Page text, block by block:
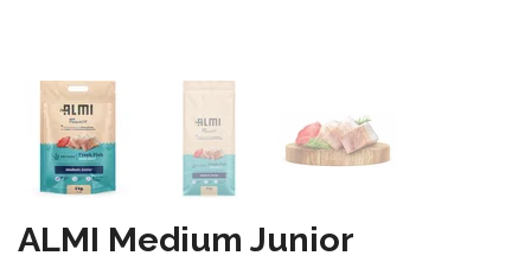
ALMI Medium Junior